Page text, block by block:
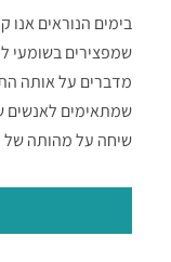
בימים הנוראים אנו
שמפצירים בשומעי
מדברים על אותה
שמתאימים לאנשים
שיחה על מהותה של